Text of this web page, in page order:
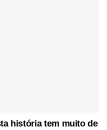
história tem muito de